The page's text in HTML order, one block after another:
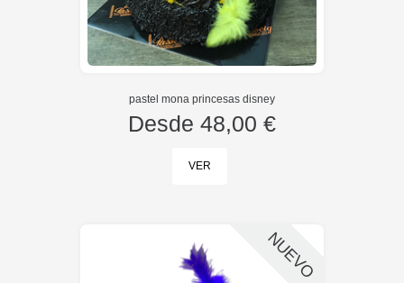
pastel mona princesas disney
Desde 48,00 €
VER
NUEVO